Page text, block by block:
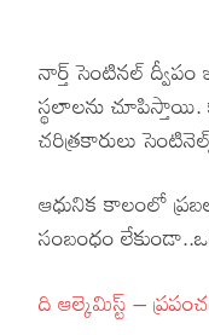
నార్త్ సెంటినల్
స్థలాలను
చరిత్రకారులు
ఆధునిక కాలంలో
సంబంధం
ది ఆల్కెమిస్ట్ –